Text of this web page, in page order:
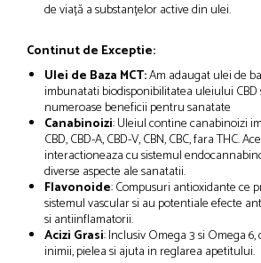
de viață a substanțelor active din ulei.
Continut de Exceptie:
Ulei de Baza MCT:Am adaugat ulei de
imbunatati biodisponibilitatea uleiului
numeroase beneficii pentru sanatate
Canabinoizi: Uleiul contine canabinoizi
CBD, CBD-A, CBD-V, CBN, CBC, fara THC.
interactioneaza cu sistemul
diverse aspecte ale sanatatii.
Flavonoide: Compusuri antioxidante ce
sistemul vascular si au potentiale efecte
si antiinflamatorii.
Acizi Grasi: Inclusiv Omega 3 si Omega
inimii, pielea si ajuta in reglarea apetitului.